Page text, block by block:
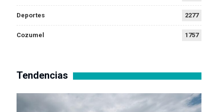
Deportes 2277
Cozumel 1757
Tendencias